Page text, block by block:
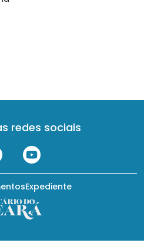
redes sociais
Expediente